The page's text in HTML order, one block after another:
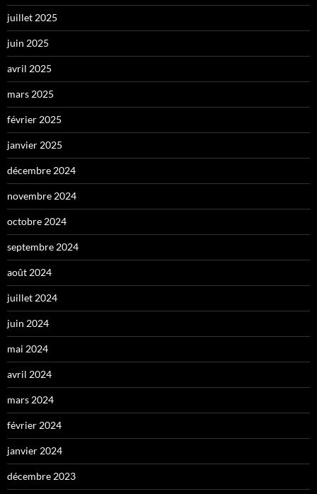
juillet 2025
juin 2025
avril 2025
mars 2025
février 2025
janvier 2025
décembre 2024
novembre 2024
octobre 2024
septembre 2024
août 2024
juillet 2024
juin 2024
mai 2024
avril 2024
mars 2024
février 2024
janvier 2024
décembre 2023